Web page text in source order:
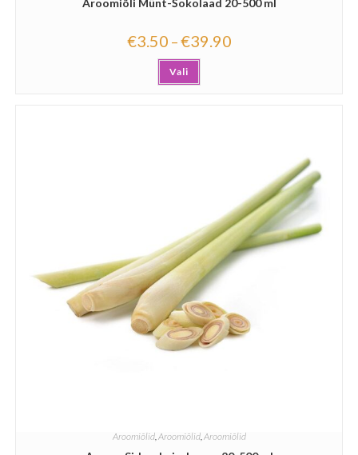
Aroomiõli Münt-Šokolaad 20-500 ml
€3.50 –€39.90
Vali
Aroomiõlid,Aroomiõlid,Aroomiõlid